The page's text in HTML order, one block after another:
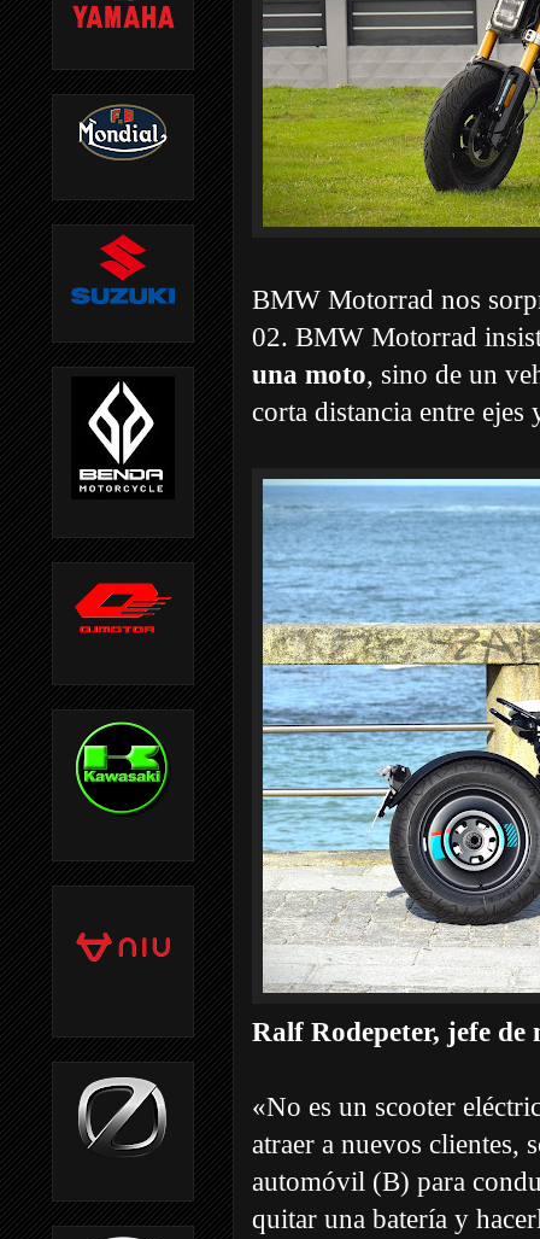
BMW Motorrad nos
02. BMW Motorrad
una moto, sino de un
corta distancia entre ejes
Ralf Rodepeter, jefe
«No es un scooter
atraer a nuevos clientes,
automóvil (B) para
quitar una batería y